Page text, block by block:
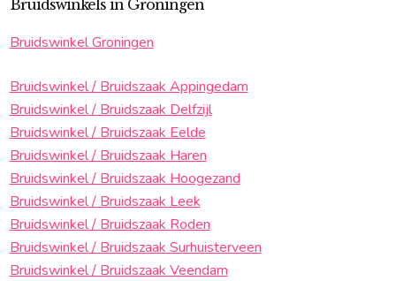
Bruidswinkels in Groningen
Bruidswinkel Groningen
Bruidswinkel / Bruidszaak Appingedam
Bruidswinkel / Bruidszaak Delfzijl
Bruidswinkel / Bruidszaak Eelde
Bruidswinkel / Bruidszaak Haren
Bruidswinkel / Bruidszaak Hoogezand
Bruidswinkel / Bruidszaak Leek
Bruidswinkel / Bruidszaak Roden
Bruidswinkel / Bruidszaak Surhuisterveen
Bruidswinkel / Bruidszaak Veendam